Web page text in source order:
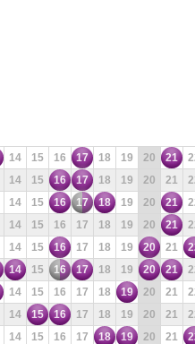
14 15 16 17 18 19 20 21
14 15 16 17 18 19 20 21
14 15 16 17 18 19 20 21
14 15 16 17 18 19 20 21
14 15 16 17 18 19 20 21
14 15 16 17 18 19 20 21
14 15 16 17 18 19 20 21
14 15 16 17 18 19 20 21
14 15 16 17 18 19 20 21